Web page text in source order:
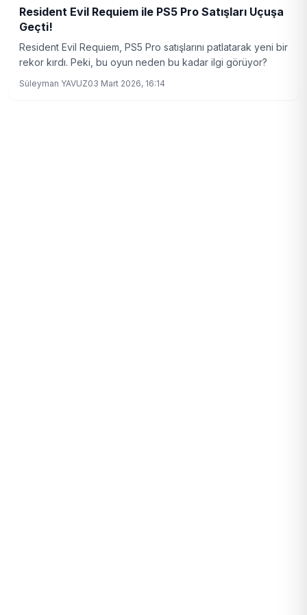
Resident Evil Requiem ile PS5 Pro Satışları Uçuşa
Geçti!
Resident Evil Requiem, PS5 Pro satışlarını patlatarak yeni bir
rekor kırdı. Peki, bu oyun neden bu kadar ilgi görüyor?
Süleyman YAVUZ03 Mart 2026, 16:14